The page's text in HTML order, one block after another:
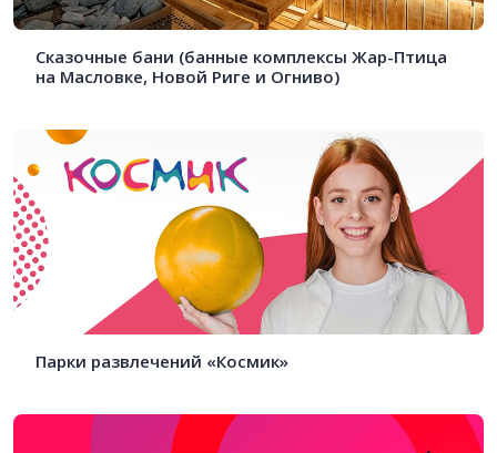
Сказочные бани (банные комплексы Жар-Птица
на Масловке, Новой Риге и Огниво)
Парки развлечений «Космик»